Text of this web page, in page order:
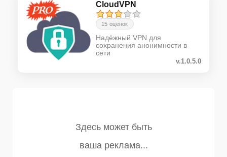
CloudVPN
15 оценок
Надёжный VPN для
сохранения анонимности в
сети
v.1.0.5.0